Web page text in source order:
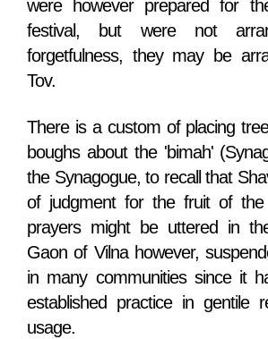
were however prepared for
festival, but were not
forgetfulness, they may be
Tov.
There is a custom of placing
boughs about the 'bimah'
the Synagogue, to recall that
of judgment for the fruit of
prayers might be uttered in
Gaon of Vilna however,
in many communities since it
established practice in gentile
usage.